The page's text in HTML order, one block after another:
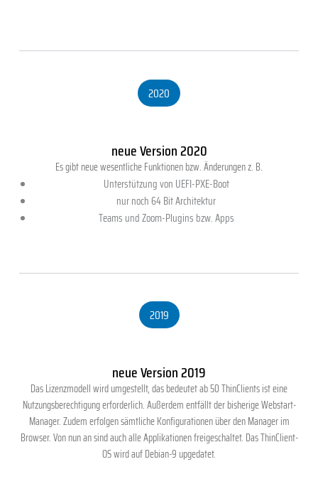
2020
neue Version 2020
Es gibt neue wesentliche Funktionen bzw. Änderungen z. B.
Unterstützung von UEFI-PXE-Boot
nur noch 64 Bit Architektur
Teams und Zoom-Plugins bzw. Apps
2019
neue Version 2019
Das Lizenzmodell wird umgestellt, das bedeutet ab 50ThinClientsist eine
Nutzungsberechtigung erforderlich. Außerdem entfällt der bisherige Webstart-
Manager. Zudem erfolgen sämtliche Konfigurationen über den Manager im
Browser. Von nun an sind auch alle Applikationen freigeschaltet. DasThinClient-
OSwird auf Debian-9 upgedatet.